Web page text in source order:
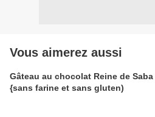
Vous aimerez aussi
Gâteau au chocolat Reine de Saba
{sans farine et sans gluten)